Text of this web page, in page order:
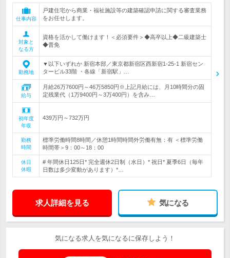
仕事内容
戸建住宅から商業・福祉施設等の建築確認申請に関する審査業務
をお任せします。
対象と
なる方
資格を活かして働けます！＜必須要件＞◆高卒以上◆二級建築士
◆普免
勤務地
▼以下いずれか 新宿本部／東京都新宿区西新宿1-25-1 新宿セン
タービル33階 ・各線「新宿駅」…
給与
月給26万7600円～46万5850円※上記月給には、月10時間分の固
定残業代（1万9400円～3万400円）を含み…
初年度
年収
439万円～732万円
勤務
時間
標準労働時間8時間／休憩1時間時間外労働有無：有 ＜標準労働
時間帯＞9：00～18：00
休日
休暇
# 年間休日125日* 完全週休2日制（水日）* 祝日* 夏季6日（毎年
日数は多少変動があります）*…
求人詳細を見る 気になる
気になる求人を気になるに保存しよう！